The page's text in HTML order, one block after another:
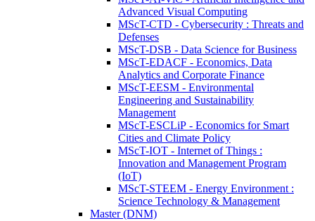
Advanced Visual Computing
MScT-CTD - Cybersecurity : Threats and
Defenses
MScT-DSB - Data Science for Business
MScT-EDACF - Economics, Data
Analytics and Corporate Finance
MScT-EESM - Environmental
Engineering and Sustainability
Management
MScT-ESCLiP - Economics for Smart
Cities and Climate Policy
MScT-IOT - Internet of Things :
Innovation and Management Program
(IoT)
MScT-STEEM - Energy Environment :
Science Technology & Management
Master (DNM)